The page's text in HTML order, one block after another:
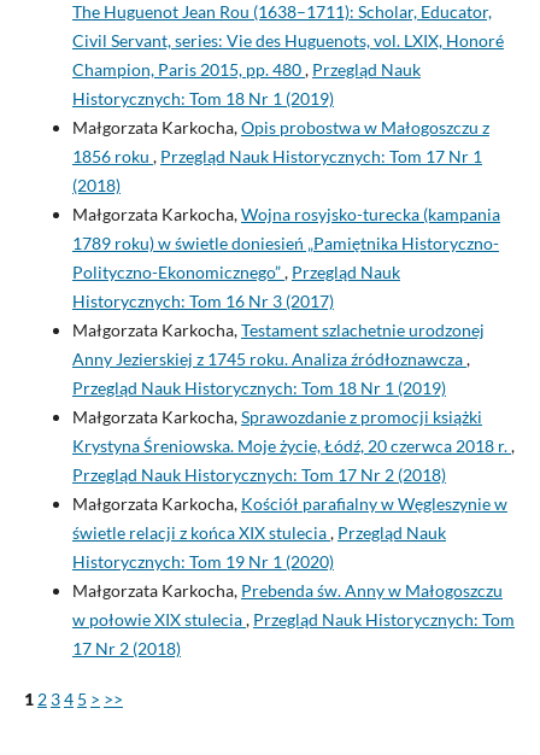
The Huguenot Jean Rou (1638–1711): Scholar, Educator,
Civil Servant, series: Vie des Huguenots, vol. LXIX, Honoré
Champion, Paris 2015, pp. 480, Przegląd Nauk
Historycznych: Tom 18 Nr 1 (2019)
Małgorzata Karkocha,Opis probostwa w Małogoszczu z
1856 roku , Przegląd Nauk Historycznych: Tom 17 Nr 1
(2018)
Małgorzata Karkocha,Wojna rosyjsko-turecka (kampania
1789 roku) w świetle doniesień „Pamiętnika Historyczno-
Polityczno-Ekonomicznego”, Przegląd Nauk
Historycznych: Tom 16 Nr 3 (2017)
Małgorzata Karkocha,Testament szlachetnie urodzonej
Anny Jezierskiej z 1745 roku. Analiza źródłoznawcza,
Przegląd Nauk Historycznych: Tom 18 Nr 1 (2019)
Małgorzata Karkocha,Sprawozdanie z promocji książki
Krystyna Śreniowska. Moje życie, Łódź, 20 czerwca 2018 r.,
Przegląd Nauk Historycznych: Tom 17 Nr 2 (2018)
Małgorzata Karkocha, Kościół parafialny w Węgleszynie w
świetle relacji z końca XIX stulecia, Przegląd Nauk
Historycznych: Tom 19 Nr 1 (2020)
Małgorzata Karkocha, Prebenda św. Anny w Małogoszczu
w połowie XIX stulecia, Przegląd Nauk Historycznych: Tom
17 Nr 2 (2018)
1 2 34 5 > >>